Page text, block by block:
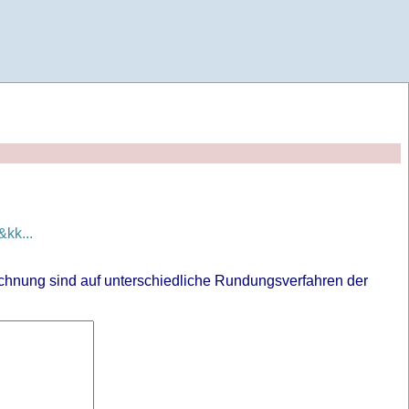
sind auf unterschiedliche Rundungsverfahren der